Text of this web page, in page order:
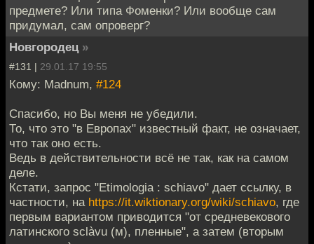
предмете? Или типа Фоменки? Или вообще сам
придумал, сам опроверг?
Новгородец »
#131 | 29.01.17 19:55
Кому: Madnum, #124
Спасибо, но Вы меня не убедили.
То, что это "в Европах" известный факт, не означает,
что так оно есть.
Ведь в действительности всё не так, как на самом
деле.
Кстати, запрос "Etimologia : schiavo" дает ссылку, в
частности, на https://it.wiktionary.org/wiki/schiavo, где
первым вариантом приводится "от средневекового
латинского sclàvu (м), пленные", а затем (вторым